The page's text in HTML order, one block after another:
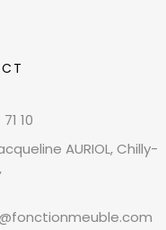
10
AURIOL, Chilly-